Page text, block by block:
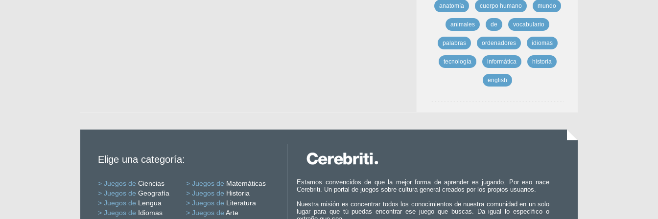
anatomía cuerpo humano mundo
animales de vocabulario
palabras ordenadores idiomas
tecnología informática historia
english
Elige una categoría:
> Juegos de Ciencias > Juegos de Matemáticas
> Juegos de Geografía > Juegos de Historia
> Juegos de Lengua > Juegos de Literatura
> Juegos de Idiomas > Juegos de Arte
Estamos convencidos de que la mejor forma de aprender es jugando. Por eso nace
Cerebriti. Un portal de juegos sobre cultura general creados por los propios usuarios.
Nuestra misión es concentrar todos los conocimientos de nuestra comunidad en un solo
lugar para que tú puedas encontrar ese juego que buscas. Da igual lo específico o